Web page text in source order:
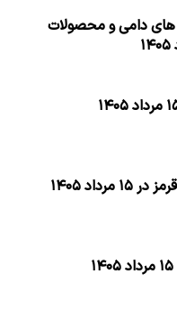
های دامی و محصولات
۱۴۰۵